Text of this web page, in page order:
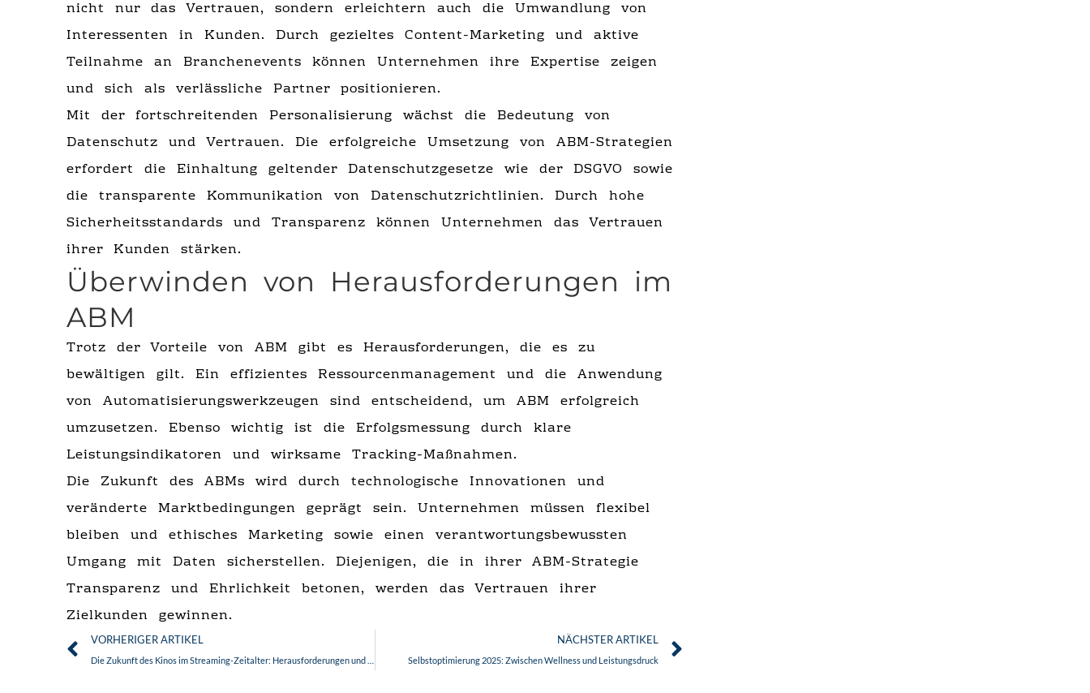
nicht nur das Vertrauen, sondern erleichtern auch die Umwandlung von
Interessenten in Kunden. Durch gezieltes Content-Marketing und aktive
Teilnahme an Branchenevents können Unternehmen ihre Expertise zeigen
und sich als verlässliche Partner positionieren.
Mit der fortschreitenden Personalisierung wächst die Bedeutung von
Datenschutz und Vertrauen. Die erfolgreiche Umsetzung von ABM-Strategien
erfordert die Einhaltung geltender Datenschutzgesetze wie der DSGVO sowie
die transparente Kommunikation von Datenschutzrichtlinien. Durch hohe
Sicherheitsstandards und Transparenz können Unternehmen das Vertrauen
ihrer Kunden stärken.
Überwinden von Herausforderungen im
ABM
Trotz der Vorteile von ABM gibt es Herausforderungen, die es zu
bewältigen gilt. Ein effizientes Ressourcenmanagement und die Anwendung
von Automatisierungswerkzeugen sind entscheidend, um ABM erfolgreich
umzusetzen. Ebenso wichtig ist die Erfolgsmessung durch klare
Leistungsindikatoren und wirksame Tracking-Maßnahmen.
Die Zukunft des ABMs wird durch technologische Innovationen und
veränderte Marktbedingungen geprägt sein. Unternehmen müssen flexibel
bleiben und ethisches Marketing sowie einen verantwortungsbewussten
Umgang mit Daten sicherstellen. Diejenigen, die in ihrer ABM-Strategie
Transparenz und Ehrlichkeit betonen, werden das Vertrauen ihrer
Zielkunden gewinnen.
Zurück
VORHERIGER ARTIKEL NÄCHSTER ARTIKEL
Selbstoptimierung 2025: Zwischen Wellness und Leistungsdruck